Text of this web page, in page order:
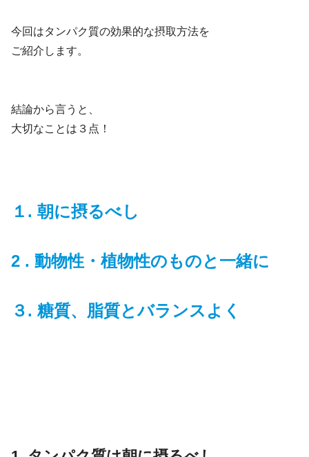
今回はタンパク質の効果的な摂取方法を
ご紹介します。
結論から言うと、
大切なことは３点！
１. 朝に摂るべし
2 . 動物性・植物性のものと一緒に
３. 糖質、脂質とバランスよく